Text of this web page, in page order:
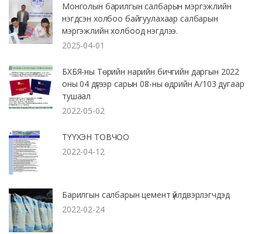
Монголын барилгын салбарын мэргэжлийн
нэгдсэн холбоо байгуулахаар салбарын
мэргэжлийн холбоод нэгдлээ.
2025-04-01
БХБЯ-ны Төрийн нарийн бичгийн даргын 2022
оны 04 дүгээр сарын 08-ны өдрийн А/103 дугаар
тушаал
2022-05-02
ТҮҮХЭН ТОВЧОО
2022-04-12
Барилгын салбарын цемент үйлдвэрлэгчдэд
2022-02-24